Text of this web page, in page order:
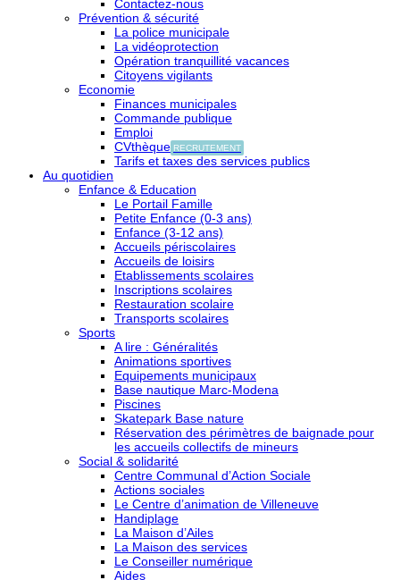
Contactez-nous
Prévention & sécurité
La police municipale
La vidéoprotection
Opération tranquillité vacances
Citoyens vigilants
Economie
Finances municipales
Commande publique
Emploi
CVthèque RECRUTEMENT
Tarifs et taxes des services publics
Au quotidien
Enfance & Education
Le Portail Famille
Petite Enfance (0-3 ans)
Enfance (3-12 ans)
Accueils périscolaires
Accueils de loisirs
Etablissements scolaires
Inscriptions scolaires
Restauration scolaire
Transports scolaires
Sports
A lire : Généralités
Animations sportives
Equipements municipaux
Base nautique Marc-Modena
Piscines
Skatepark Base nature
Réservation des périmètres de baignade pour
les accueils collectifs de mineurs
Social & solidarité
Centre Communal d’Action Sociale
Actions sociales
Le Centre d’animation de Villeneuve
Handiplage
La Maison d’Ailes
La Maison des services
Le Conseiller numérique
Aides